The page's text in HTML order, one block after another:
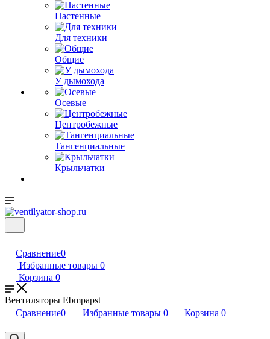
Настенные
Для техники
Общие
У дымохода
Осевые
Центробежные
Тангенциальные
Крыльчатки
Сравнение0
Избранные товары 0
Корзина 0
Вентиляторы Ebmpapst
Сравнение0 Избранные товары 0 Корзина 0